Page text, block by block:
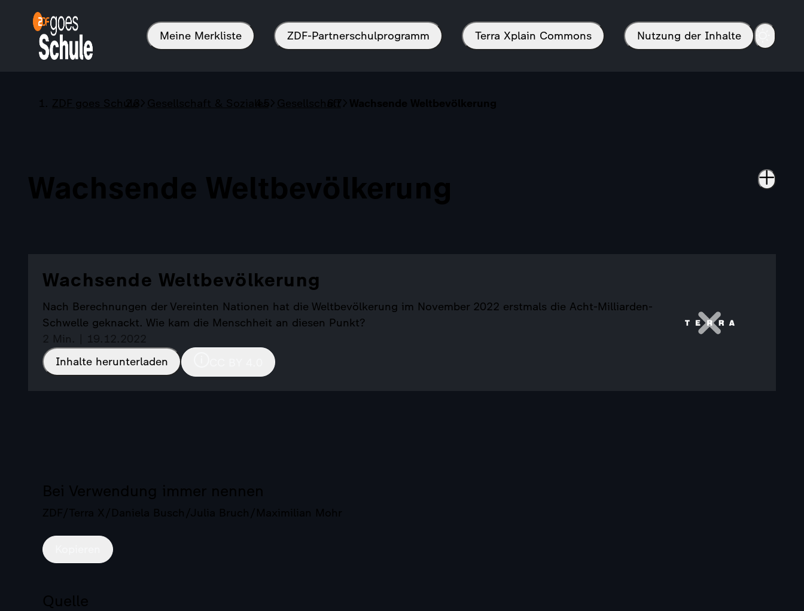
Meine Merkliste ZDF-Partnerschulprogramm Terra Xplain Commons Nutzung der Inhalte
ZDF goes Schule Gesellschaft & Soziales Gesellschaft Wachsende Weltbevölkerung
Wachsende Weltbevölkerung
Wachsende Weltbevölkerung
Nach Berechnungen der Vereinten Nationen hat die Weltbevölkerung im November 2022 erstmals die Acht-Milliarden-
Schwelle geknackt. Wie kam die Menschheit an diesen Punkt?
2 Min. | 19.12.2022
Inhalte herunterladen
Bei Verwendung immer nennen
ZDF/Terra X/Daniela Busch/Julia Bruch/Maximilian Mohr
Quelle